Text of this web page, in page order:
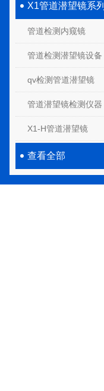
X1管道潜望镜系列
管道检测内窥镜
管道检测潜望镜设备
qv检测管道潜望镜
管道潜望镜检测仪器
X1-H管道潜望镜
查看全部